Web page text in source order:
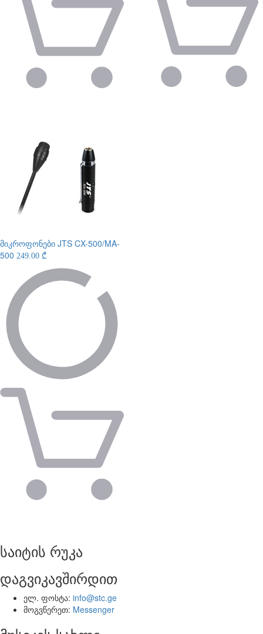
მიკროფონები JTS CX-500/MA-
500 249.00 ₾
საიტის რუკა
დაგვიკავშირდით
ელ. ფოსტა: info@stc.ge
მოგვწერეთ: Messenger